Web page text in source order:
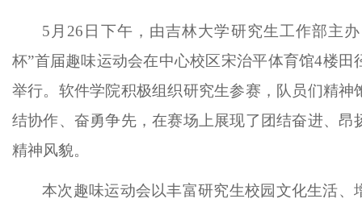
5月26日下午，由吉林大学研究生工作部主
杯”首届趣味运动会在中心校区宋治平体育馆4楼田
举行。软件学院积极组织研究生参赛，队员们精神
结协作、奋勇争先，在赛场上展现了团结奋进、昂
精神风貌。
本次趣味运动会以丰富研究生校园文化生活、